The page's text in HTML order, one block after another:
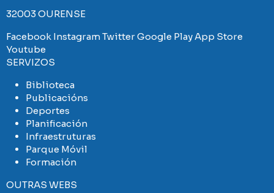
32003 OURENSE
Facebook InstagramTwitterGoogle PlayApp Store
Youtube
SERVIZOS
Biblioteca
Publicacións
Deportes
Planificación
Infraestruturas
Parque Móvil
Formación
OUTRAS WEBS